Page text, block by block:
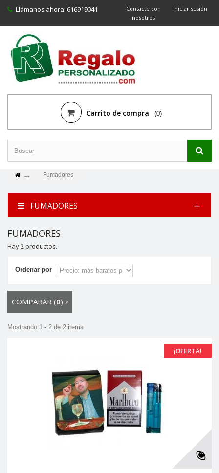
Iniciar sesión
Contacte con
nosotros
Llámanos ahora: 616919041
Carrito de compra (0)
Fumadores
FUMADORES
FUMADORES
Hay 2 productos.
Ordenar por
COMPARAR (0)
Mostrando 1 - 2 de 2 items
¡OFERTA!